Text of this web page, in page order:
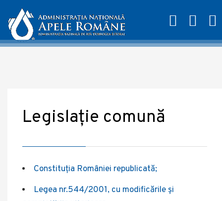
Legislație comună
Constituția României republicată;
Legea nr.544/2001, cu modificările şi